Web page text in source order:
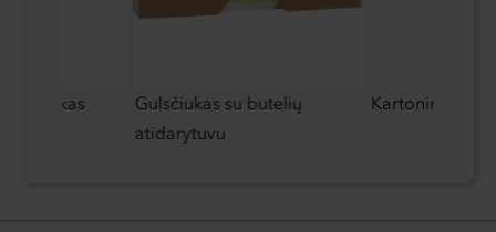
Gulsčiukas su butelių
atidarytuvu
Kartoninis